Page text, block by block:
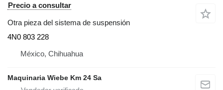
Precio a consultar
Otra pieza del sistema de suspensión
4N0 803 228
México, Chihuahua
Maquinaria Wiebe Km 24 Sa